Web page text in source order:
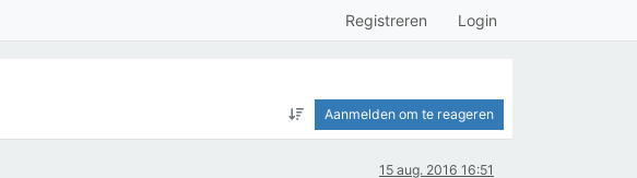
Registreren Login
Aanmelden om te reageren
15 aug. 2016 16:51